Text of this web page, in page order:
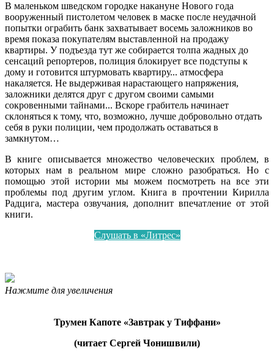
В маленьком шведском городке накануне Нового года
вооруженный пистолетом человек в маске после неудачной
попытки ограбить банк захватывает восемь заложников во
время показа покупателям выставленной на продажу
квартиры. У подъезда тут же собирается толпа жадных до
сенсаций репортеров, полиция блокирует все подступы к
дому и готовится штурмовать квартиру... атмосфера
накаляется. Не выдерживая нарастающего напряжения,
заложники делятся друг с другом своими самыми
сокровенными тайнами... Вскоре грабитель начинает
склоняться к тому, что, возможно, лучше добровольно отдать
себя в руки полиции, чем продолжать оставаться в
замкнутом…
В книге описывается множество человеческих проблем, в
которых нам в реальном мире сложно разобраться. Но с
помощью этой истории мы можем посмотреть на все эти
проблемы под другим углом. Книга в прочтении Кирилла
Радцига, мастера озвучания, дополнит впечатление от этой
книги.
Слушать в «Литрес»
Нажмите для увеличения
Трумен Капоте «Завтрак у Тиффани»
(читает Сергей Чонишвили)